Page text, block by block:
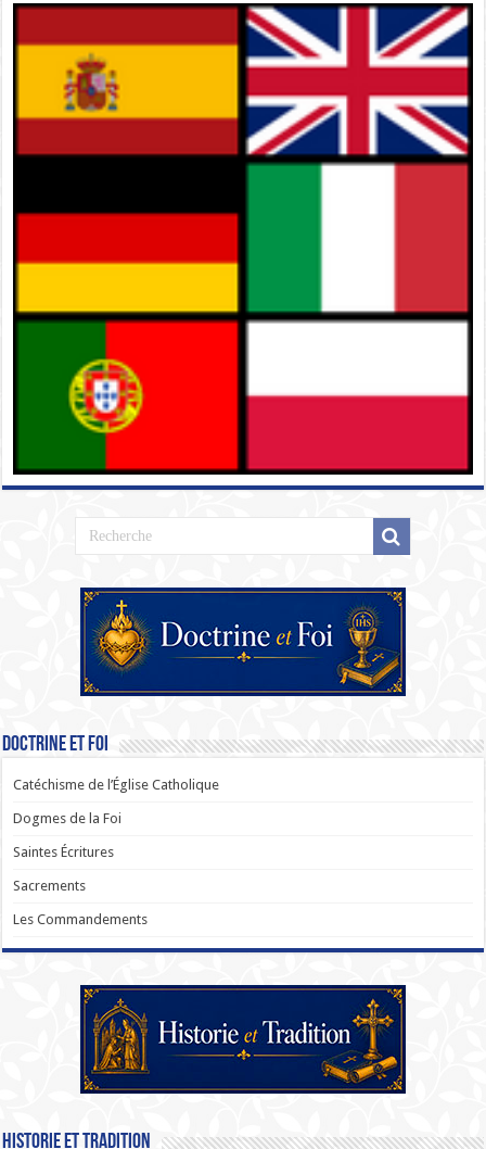
Doctrine et Foi
Catéchisme de l’Église Catholique
Dogmes de la Foi
Saintes Écritures
Sacrements
Les Commandements
Historie et Tradition